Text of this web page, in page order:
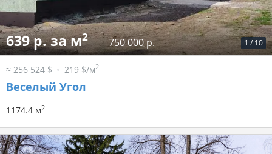
1 / 10
639 р. за м2 750 000 р.
≈ 256 524 $ 219 $/м2
Веселый Угол
1174.4 м2